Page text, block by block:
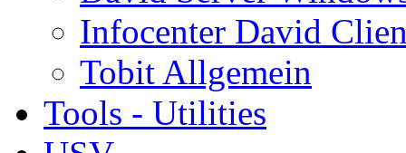
Infocenter David
Tobit Allgemein
Tools - Utilities